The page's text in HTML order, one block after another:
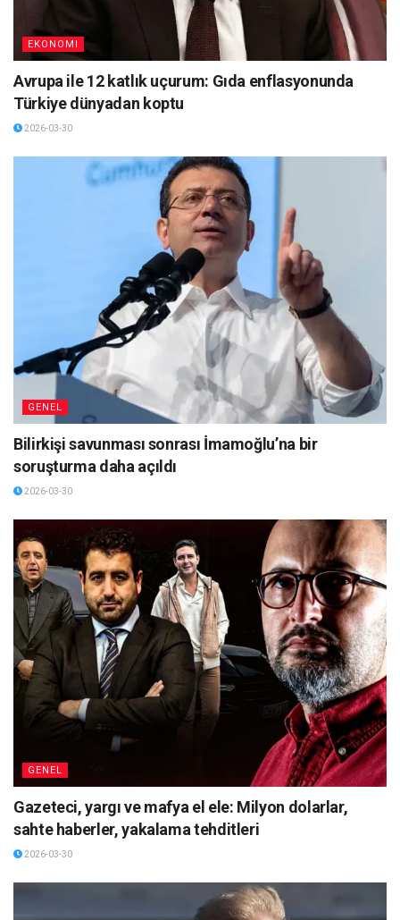
EKONOMI
Avrupa ile 12 katlık uçurum: Gıda enflasyonunda
Türkiye dünyadan koptu
2026-03-30
GENEL
Bilirkişi savunması sonrası İmamoğlu’na bir
soruşturma daha açıldı
2026-03-30
GENEL
Gazeteci, yargı ve mafya el ele: Milyon dolarlar,
sahte haberler, yakalama tehditleri
2026-03-30